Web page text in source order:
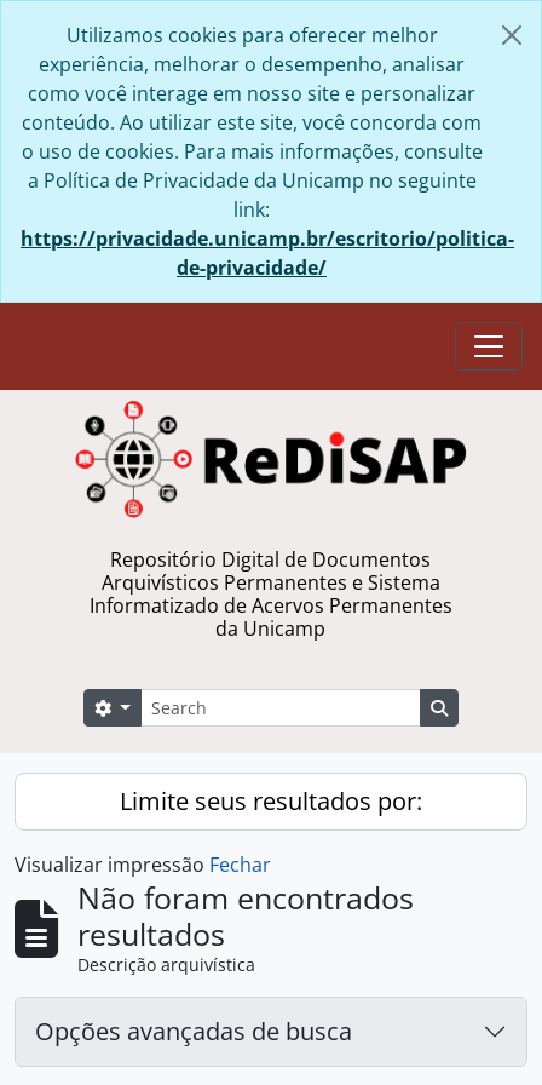
Utilizamos cookies para oferecer melhor
experiência, melhorar o desempenho, analisar
como você interage em nosso site e personalizar
conteúdo. Ao utilizar este site, você concorda com
o uso de cookies. Para mais informações, consulte
a Política de Privacidade da Unicamp no seguinte
link:
https://privacidade.unicamp.br/escritorio/politica-
de-privacidade/
Repositório Digital de Documentos
Arquivísticos Permanentes e Sistema
Informatizado de Acervos Permanentes
da Unicamp
Buscar
Opções de busca
Limite seus resultados por:
Visualizar impressão Fechar
Não foram encontrados
resultados
Descrição arquivística
Opções avançadas de busca